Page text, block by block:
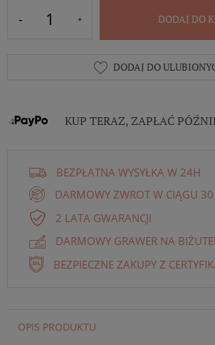
DODAJ DO
DODAJ DO
KUP TERAZ, ZAPŁAĆ
BEZPŁATNA WYSYŁKA W 24H
DARMOWY ZWROT W CIĄGU
2 LATA GWARANCJI
DARMOWY GRAWER NA
BEZPIECZNE ZAKUPY Z
OPIS PRODUKTU